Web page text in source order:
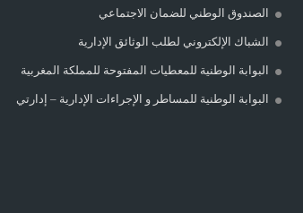
الصندوق الوطني للضمان الاجتماعي
الشباك الإلكتروني لطلب الوثائق الإدارية
البوابة الوطنية للمعطيات المفتوحة للمملكة المغربية
البوابة الوطنية للمساطر و الإجراءات الإدارية – إدارتي